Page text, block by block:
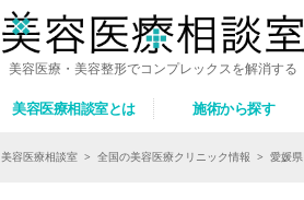
美容医療・美容整形でコンプレックスを解消する
美容医療相談室とは 施術から探す
美容医療相談室 > 全国の美容医療クリニック情報 > 愛媛県